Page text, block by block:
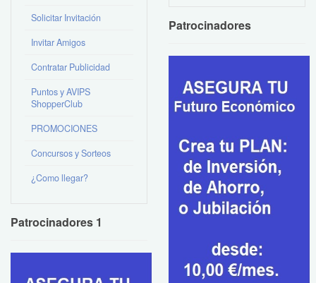
Solicitar Invitación
Invitar Amigos
Contratar Publicidad
Puntos y AVIPS
ShopperClub
PROMOCIONES
Concursos y Sorteos
¿Como llegar?
Patrocinadores 1
Patrocinadores